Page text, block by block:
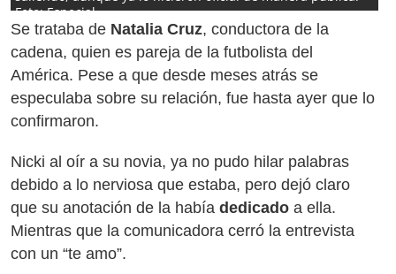
Foto: Especial
Se trataba de Natalia Cruz, conductora de la
cadena, quien es pareja de la futbolista del
América. Pese a que desde meses atrás se
especulaba sobre su relación, fue hasta ayer que lo
confirmaron.
Nicki al oír a su novia, ya no pudo hilar palabras
debido a lo nerviosa que estaba, pero dejó claro
que su anotación de la había dedicado a ella.
Mientras que la comunicadora cerró la entrevista
con un “te amo”.